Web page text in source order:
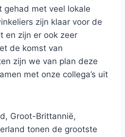
gehad met veel lokale
zijn klaar voor de
en zijn er ook zeer
de komst van
zijn we van plan deze
met onze collega’s uit
Groot-Brittannië,
tonen de grootste